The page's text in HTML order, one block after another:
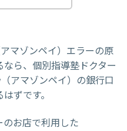
マゾンペイ）エラーの原
ら、個別指導塾ドクター
アマゾンペイ）の銀行口
ずです。
のお店で利用した